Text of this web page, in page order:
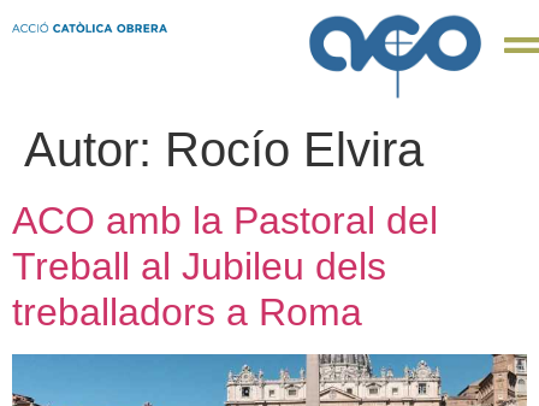
Autor: Rocío Elvira
ACO amb la Pastoral del
Treball al Jubileu dels
treballadors a Roma